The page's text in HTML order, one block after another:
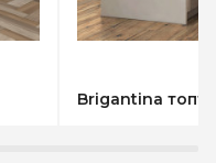
Brigantina